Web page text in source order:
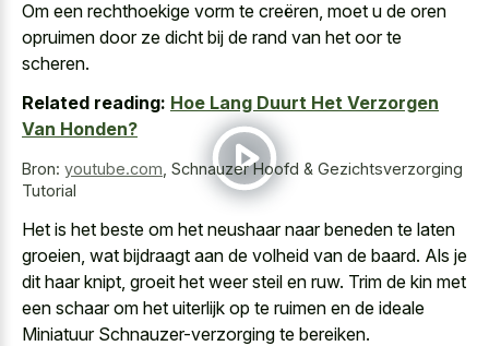
Om een rechthoekige vorm te creëren, moet u de oren
opruimen door ze dicht bij de rand van het oor te
scheren.
Related reading: Hoe Lang Duurt Het Verzorgen
Van Honden?
Bron: youtube.com Schnauzer Hoofd & Gezichtsverzorging
Tutorial
Het is het beste om het neushaar naar beneden te laten
groeien, wat bijdraagt aan de volheid van de baard. Als je
dit haar knipt, groeit het weer steil en ruw. Trim de kin met
een schaar om het uiterlijk op te ruimen en de ideale
Miniatuur Schnauzer-verzorging te bereiken.